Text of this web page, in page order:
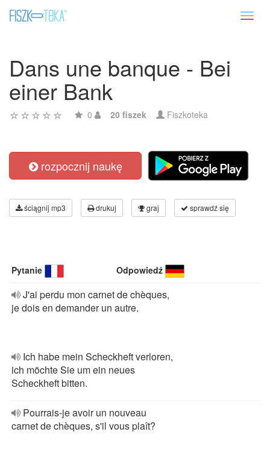
Dans une banque - Bei
einer Bank
0 20 fiszek Fiszkoteka
rozpocznij naukę
ściągnij mp3 drukuj graj sprawdź się
Pytanie Odpowiedź
J'ai perdu mon carnet de chèques,
je dois en demander un autre.
Ich habe mein Scheckheft verloren,
ich möchte Sie um ein neues
Scheckheft bitten.
Pourrais-je avoir un nouveau
carnet de chèques, s'il vous plaît?